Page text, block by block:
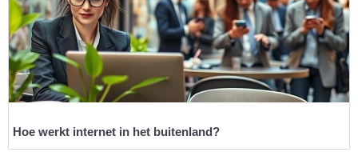
Hoe werkt internet in het buitenland?